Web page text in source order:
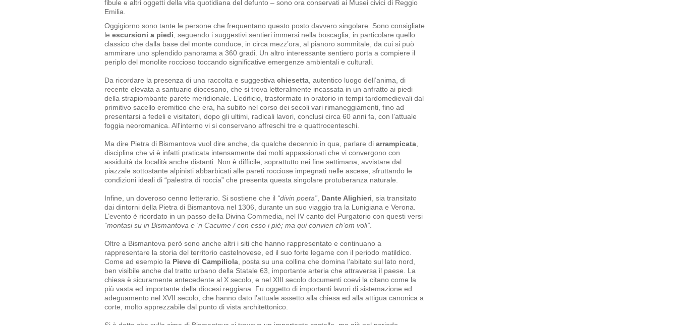
fibule e altri oggetti della vita quotidiana del defunto – sono ora conservati ai Musei civici di Reggio
Emilia.
Oggigiorno sono tante le persone che frequentano questo posto davvero singolare. Sono consigliate
le escursioni a piedi, seguendo i suggestivi sentieri immersi nella boscaglia, in particolare quello
classico che dalla base del monte conduce, in circa mezz’ora, al pianoro sommitale, da cui si può
ammirare uno splendido panorama a 360 gradi. Un altro interessante sentiero porta a compiere il
periplo del monolite roccioso toccando significative emergenze ambientali e culturali.
Da ricordare la presenza di una raccolta e suggestiva chiesetta, autentico luogo dell’anima, di
recente elevata a santuario diocesano, che si trova letteralmente incassata in un anfratto ai piedi
della strapiombante parete meridionale. L’edificio, trasformato in oratorio in tempi tardomedievali dal
primitivo sacello eremitico che era, ha subito nel corso dei secoli vari rimaneggiamenti, fino ad
presentarsi a fedeli e visitatori, dopo gli ultimi, radicali lavori, conclusi circa 60 anni fa, con l’attuale
foggia neoromanica. All'interno vi si conservano affreschi tre e quattrocenteschi.
Ma dire Pietra di Bismantova vuol dire anche, da qualche decennio in qua, parlare di arrampicata,
disciplina che vi è infatti praticata intensamente dai molti appassionati che vi convergono con
assiduità da località anche distanti. Non è difficile, soprattutto nei fine settimana, avvistare dal
piazzale sottostante alpinisti abbarbicati alle pareti rocciose impegnati nelle ascese, sfruttando le
condizioni ideali di “palestra di roccia” che presenta questa singolare protuberanza naturale.
Infine, un doveroso cenno letterario. Si sostiene che il “divin poeta”, Dante Alighieri, sia transitato
dai dintorni della Pietra di Bismantova nel 1306, durante un suo viaggio tra la Lunigiana e Verona.
L’evento è ricordato in un passo della Divina Commedia, nel IV canto del Purgatorio con questi versi
“montasi su in Bismantova e ‘n Cacume / con esso i piè; ma qui convien ch’om voli”.
Oltre a Bismantova però sono anche altri i siti che hanno rappresentato e continuano a
rappresentare la storia del territorio castelnovese, ed il suo forte legame con il periodo matildico.
Come ad esempio la Pieve di Campiliola, posta su una collina che domina l’abitato sul lato nord,
ben visibile anche dal tratto urbano della Statale 63, importante arteria che attraversa il paese. La
chiesa è sicuramente antecedente al X secolo, e nel XIII secolo documenti coevi la citano come la
più vasta ed importante della diocesi reggiana. Fu oggetto di importanti lavori di sistemazione ed
adeguamento nel XVII secolo, che hanno dato l’attuale assetto alla chiesa ed alla attigua canonica a
corte, molto apprezzabile dal punto di vista architettonico.